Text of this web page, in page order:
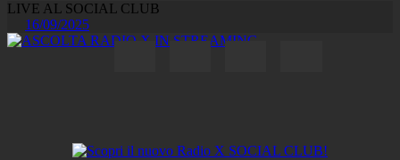
LIVE AL SOCIAL CLUB
16/09/2025